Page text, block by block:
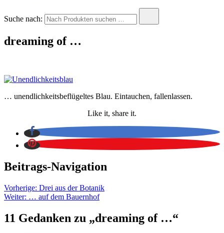
Suche nach:
dreaming of …
… unendlichkeitsbeflügeltes Blau. Eintauchen, fallenlassen.
Like it, share it.
Beitrags-Navigation
Vorherige: Drei aus der Botanik
Weiter: … auf dem Bauernhof
11 Gedanken zu „dreaming of …“